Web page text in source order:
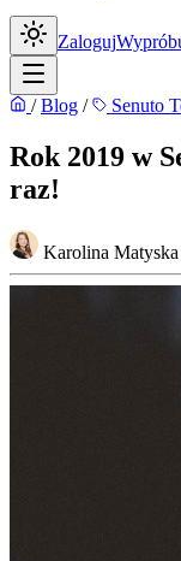
Zaloguj
/ Blog / Senuto
Rok 2019 w
raz!
Karolina Matyska